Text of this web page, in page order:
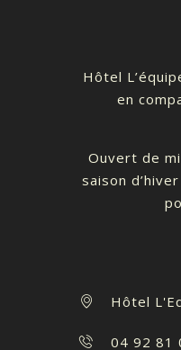
Hôtel
en
Ouvert de
saison
Hôtel
04 92 81